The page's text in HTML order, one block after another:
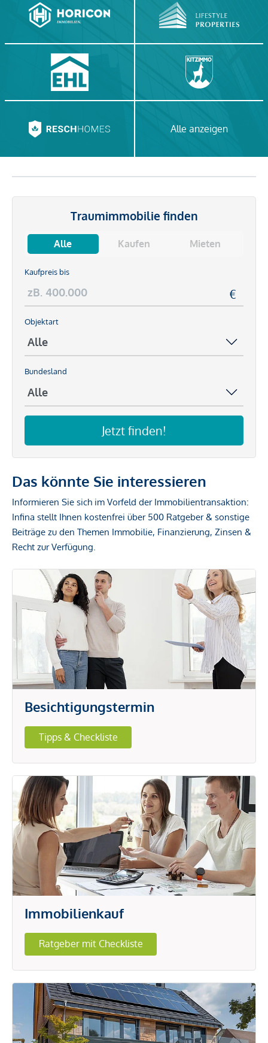
Alle anzeigen
Traumimmobilie finden
Alle Kaufen Mieten
Kaufpreis bis
Objektart
Bundesland
Jetzt finden!
Das könnte Sie interessieren
Informieren Sie sich im Vorfeld der Immobilientransaktion:
Infina stellt Ihnen kostenfrei über 500 Ratgeber & sonstige
Beiträge zu den Themen Immobilie, Finanzierung, Zinsen &
Recht zur Verfügung.
Besichtigungstermin
Tipps & Checkliste
Immobilienkauf
Ratgeber mit Checkliste